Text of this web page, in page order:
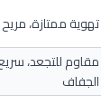
تهوية ممتازة، مريح
مقاوم للتجعد،
الجفاف